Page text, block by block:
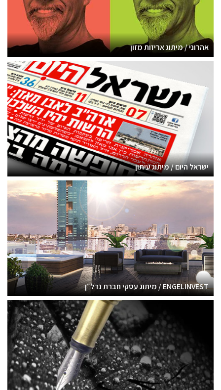
אהרוני / מיתוג אריזות מזון
ישראל היום / מיתוג עיתון
ENGELINVEST / מיתוג עסקי חברת נדל״ן